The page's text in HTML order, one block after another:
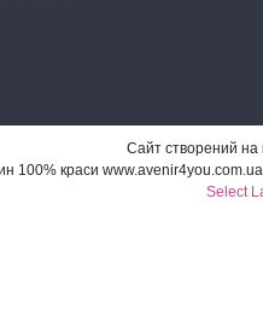
Сайт створений на
Select